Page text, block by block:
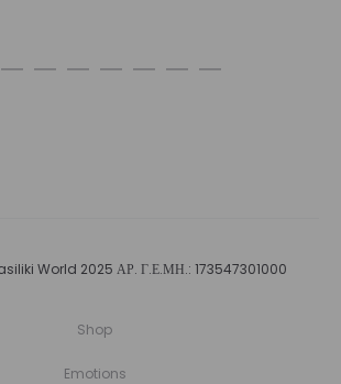
World 2025 ΑΡ. Γ.Ε.ΜΗ.: 173547301000
Shop
Emotions